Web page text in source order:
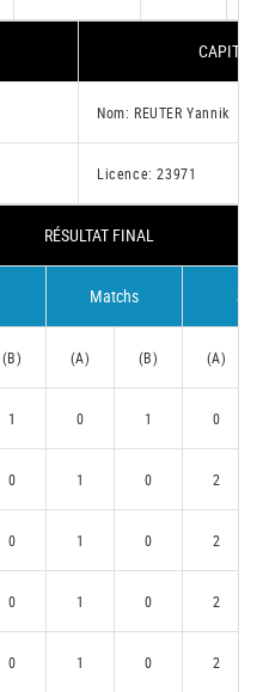
Nom: REUTER Yannik
Licence: 23971
RÉSULTAT FINAL
Matchs
(B) (A) (B) (A)
1 0 1 0
0 1 0 2
0 1 0 2
0 1 0 2
0 1 0 2